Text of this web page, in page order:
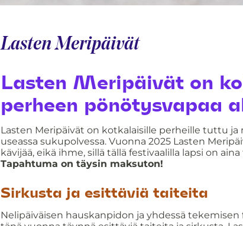
Lasten Meripäivät
Lasten Meripäivät on
perheen pönötysvapaa
Lasten Meripäivät on kotkalaisille perheille tuttu ja
useassa sukupolvessa. Vuonna 2025 Lasten
kävijää, eikä ihme, sillä tällä festivaalilla lapsi on
Tapahtuma on täysin maksuton!
Sirkusta ja esittäviä taiteita
Nelipäiväisen hauskanpidon ja yhdessä